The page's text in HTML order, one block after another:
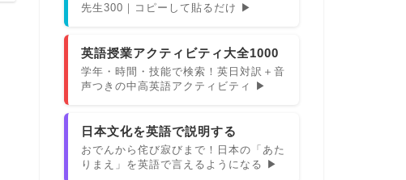
先生300｜コピーして貼るだけ ▶
英語授業アクティビティ大全1000
学年・時間・技能で検索！英日対訳＋音
声つきの中高英語アクティビティ ▶
日本文化を英語で説明する
おでんから侘び寂びまで！日本の「あた
りまえ」を英語で言えるようになる ▶